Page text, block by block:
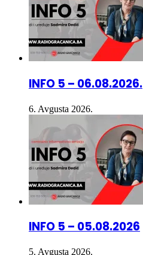
INFO 5 – 06.08.2026.
6. Avgusta 2026.
INFO 5 – 05.08.2026
5. Avgusta 2026.